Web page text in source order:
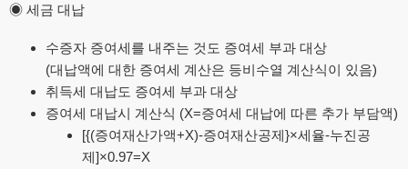
◉ 세금 대납
수증자 증여세를 내주는 것도 증여세 부과 대상
(대납액에 대한 증여세 계산은 등비수열 계산식이 있음)
취득세 대납도 증여세 부과 대상
증여세 대납시 계산식 (X=증여세 대납에 따른 추가 부담액)
[{(증여재산가액+X)-증여재산공제}×세율-누진공
제]×0.97=X